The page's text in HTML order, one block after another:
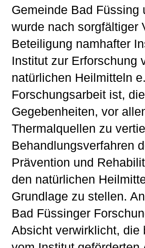
Gemeinde Bad
wurde nach sorgfältiger
Beteiligung namhafter
Institut zur Erforschung
natürlichen Heilmitteln
Forschungsarbeit ist,
Gegebenheiten, vor
Thermalquellen zu
Behandlungsverfahren
Prävention und
den natürlichen
Grundlage zu stellen.
Bad Füssinger
Absicht verwirklicht, die